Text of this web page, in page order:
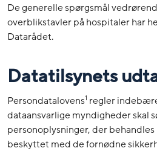
De generelle spørgsmål
overblikstavler på hospitaler har
Datarådet.
Datatilsynets
Persondatalovens1 regler
dataansvarlige myndigheder skal
personoplysninger, der behandles
beskyttet med de fornødne